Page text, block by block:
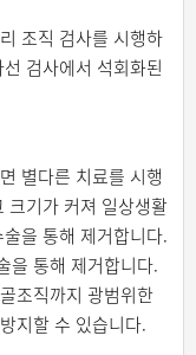
조직 검사를 시행하
검사에서 석회화된
별다른 치료를 시행
크기가 커져 일상생활
을 통해 제거합니다.
을 통해 제거합니다.
조직까지 광범위한
지할 수 있습니다.